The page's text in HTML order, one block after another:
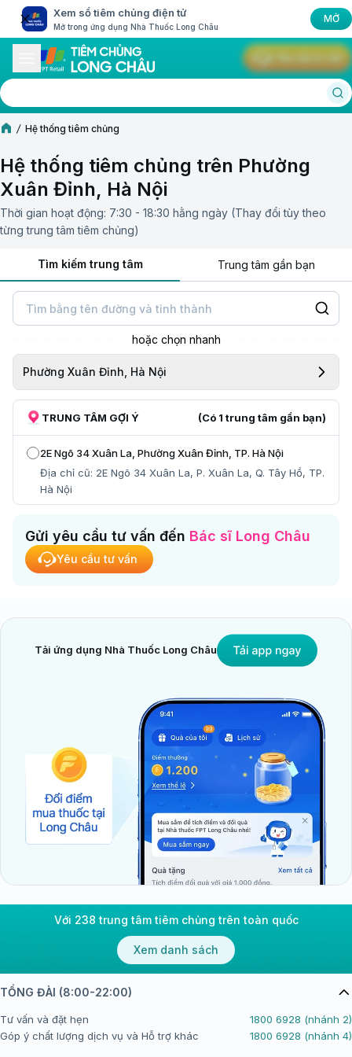
Xem sổ tiêm chủng điện tử
Mở trong ứng dụng Nhà Thuốc Long Châu
MỞ
Hệ thống tiêm chủng
Hệ thống tiêm chủng trên Phường
Xuân Đỉnh, Hà Nội
Thời gian hoạt động: 7:30 - 18:30 hằng ngày (Thay đổi tùy theo
từng trung tâm tiêm chủng)
Tìm kiếm trung tâm Trung tâm gần bạn
hoặc chọn nhanh
Phường Xuân Đỉnh, Hà Nội
TRUNG TÂM GỢI Ý (Có 1 trung tâm gần bạn)
2E Ngõ 34 Xuân La, Phường Xuân Đỉnh, TP. Hà Nội
Địa chỉ cũ: 2E Ngõ 34 Xuân La, P. Xuân La, Q. Tây Hồ, TP.
Hà Nội
Gửi yêu cầu tư vấn đến Bác sĩ Long Châu
Yêu cầu tư vấn
Tải ứng dụng Nhà Thuốc Long Châu
Với 238 trung tâm tiêm chủng trên toàn quốc
Xem danh sách
TỔNG ĐÀI (8:00-22:00)
Tư vấn và đặt hẹn
1800 6928 (nhánh 2)
Góp ý chất lượng dịch vụ và Hỗ trợ khác
1800 6928 (nhánh 4)